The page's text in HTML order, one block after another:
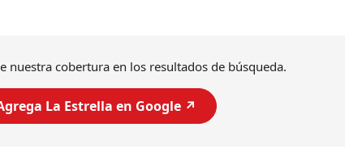
nuestra cobertura en los resultados de búsqueda.
La Estrella en Google ↗️